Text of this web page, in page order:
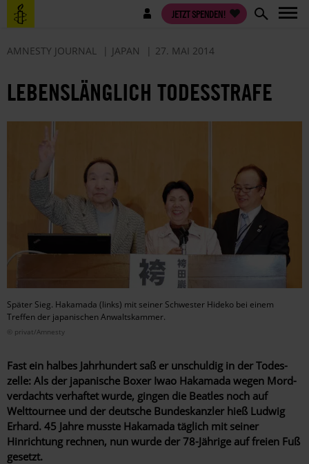
Direkt
zum
Benutzermenü JETZT SPENDEN!
AMNESTY JOURNAL JAPAN 27. MAI 2014
LEBENSLÄNGLICH TODESSTRAFE
Später Sieg. Hakamada (links) mit seiner Schwester Hideko bei einem
Treffen der japanischen Anwaltskammer.
© privat/Amnesty
Fast ein halbes Jahrhundert saß er unschuldig in der Todes­
zelle: Als der japanische Boxer Iwao Hakamada wegen Mord­
verdachts verhaftet wurde, gingen die Beatles noch auf
Welttournee und der deutsche Bundeskanzler hieß Ludwig
Erhard. 45 Jahre musste Hakamada täglich mit seiner
Hinrichtung rechnen, nun wurde der 78-Jährige auf freien Fuß
gesetzt.